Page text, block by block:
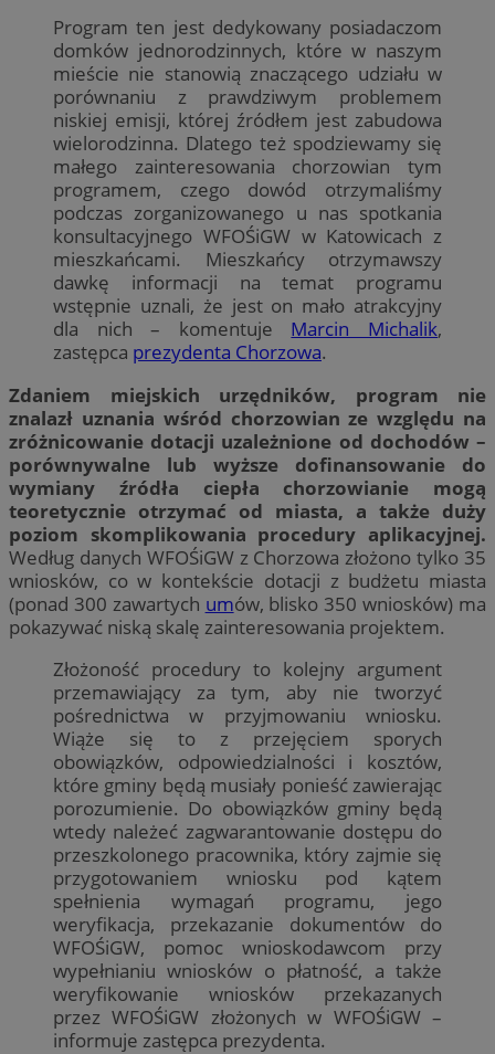
Program ten jest dedykowany posiadaczom
domków jednorodzinnych, które w naszym
mieście nie stanowią znaczącego udziału w
porównaniu z prawdziwym problemem
niskiej emisji, której źródłem jest zabudowa
wielorodzinna. Dlatego też spodziewamy się
małego zainteresowania chorzowian tym
programem, czego dowód otrzymaliśmy
podczas zorganizowanego u nas spotkania
konsultacyjnego WFOŚiGW w Katowicach z
mieszkańcami. Mieszkańcy otrzymawszy
dawkę informacji na temat programu
wstępnie uznali, że jest on mało atrakcyjny
dla nich – komentuje Marcin Michalik,
zastępca prezydenta Chorzowa.
Zdaniem miejskich urzędników, program nie
znalazł uznania wśród chorzowian ze względu na
zróżnicowanie dotacji uzależnione od dochodów –
porównywalne lub wyższe dofinansowanie do
wymiany źródła ciepła chorzowianie mogą
teoretycznie otrzymać od miasta, a także duży
poziom skomplikowania procedury aplikacyjnej.
Według danych WFOŚiGW z Chorzowa złożono tylko 35
wniosków, co w kontekście dotacji z budżetu miasta
(ponad 300 zawartych umów, blisko 350 wniosków) ma
pokazywać niską skalę zainteresowania projektem.
Złożoność procedury to kolejny argument
przemawiający za tym, aby nie tworzyć
pośrednictwa w przyjmowaniu wniosku.
Wiąże się to z przejęciem sporych
obowiązków, odpowiedzialności i kosztów,
które gminy będą musiały ponieść zawierając
porozumienie. Do obowiązków gminy będą
wtedy należeć zagwarantowanie dostępu do
przeszkolonego pracownika, który zajmie się
przygotowaniem wniosku pod kątem
spełnienia wymagań programu, jego
weryfikacja, przekazanie dokumentów do
WFOŚiGW, pomoc wnioskodawcom przy
wypełnianiu wniosków o płatność, a także
weryfikowanie wniosków przekazanych
przez WFOŚiGW złożonych w WFOŚiGW –
informuje zastępca prezydenta.